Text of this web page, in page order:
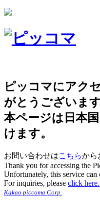
ピッコマにアク
がとうございます
本ページは日本
けます。
お問い合わせはこちらから
Thank you for accessing the
Unfortunately, this service can
For inquiries, please click here.
Kakao piccoma Corp.